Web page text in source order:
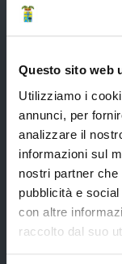
Questo sito web
Utilizziamo i
annunci, per
analizzare il
informazioni sul
nostri partner
pubblicità e
con altre
raccolto dal suo
Strumenti di Tutela
Archivio e Biblioteca
Consigliera di Parità
Ufficio Associato del
(UAC)
Servizi agli Enti
Cerca uffici
Cerca persone